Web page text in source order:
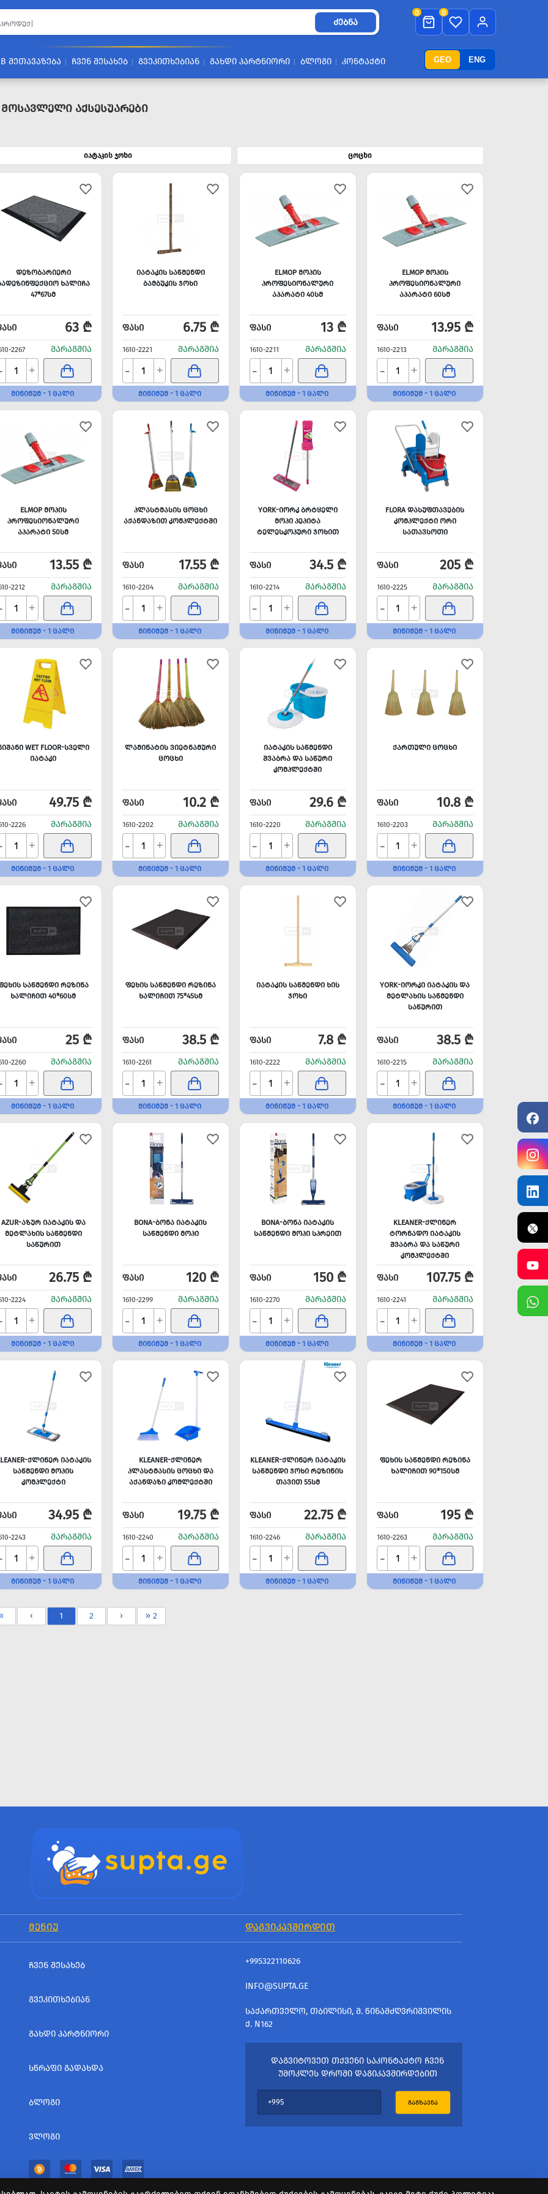
GEO ENG
ᲫᲔᲑᲜᲐ
0 0
ᲨᲔᲗᲐᲕᲐᲖᲔᲑᲐ ᲩᲕᲔᲜ ᲨᲔᲡᲐᲮᲔᲑ ᲒᲕᲔᲙᲘᲗᲮᲔᲑᲘᲐᲜ ᲒᲐᲮᲓᲘ ᲞᲐᲠᲢᲜᲘᲝᲠᲘ ᲑᲚᲝᲒᲘ ᲙᲝᲜᲢᲐᲥᲢᲘ
Მოსავლელი Აქსესუარები
იატაკის ჯოხი ცოცხი
ᲓᲔᲖᲝᲑᲐᲠᲘᲔᲠᲘ
ᲮᲐᲚᲘᲩᲐ
47*67ᲡᲛ
63 ₾
2267 ᲛᲐᲠᲐᲒᲨᲘᲐ
+
ᲛᲘᲜᲘᲛᲣᲛ - 1 ᲪᲐᲚᲘ
ᲘᲐᲢᲐᲙᲘᲡ ᲡᲐᲬᲛᲔᲜᲓᲘ
ᲑᲐᲛᲑᲣᲙᲘᲡ ᲯᲝᲮᲘ
ᲤᲐᲡᲘ 6.75 ₾
1610-2221 ᲛᲐᲠᲐᲒᲨᲘᲐ
- +
ᲛᲘᲜᲘᲛᲣᲛ - 1 ᲪᲐᲚᲘ
ELMOP ᲛᲝᲞᲘᲡ
ᲞᲠᲝᲤᲔᲡᲘᲝᲜᲐᲚᲣᲠᲘ
ᲐᲞᲐᲠᲐᲢᲘ 40ᲡᲛ
ᲤᲐᲡᲘ 13 ₾
1610-2211 ᲛᲐᲠᲐᲒᲨᲘᲐ
- +
ᲛᲘᲜᲘᲛᲣᲛ - 1 ᲪᲐᲚᲘ
ELMOP ᲛᲝᲞᲘᲡ
ᲞᲠᲝᲤᲔᲡᲘᲝᲜᲐᲚᲣᲠᲘ
ᲐᲞᲐᲠᲐᲢᲘ 60ᲡᲛ
ᲤᲐᲡᲘ 13.95 ₾
1610-2213 ᲛᲐᲠᲐᲒᲨᲘᲐ
- +
ᲛᲘᲜᲘᲛᲣᲛ - 1 ᲪᲐᲚᲘ
ELMOP ᲛᲝᲞᲘᲡ
ᲞᲠᲝᲤᲔᲡᲘᲝᲜᲐᲚᲣᲠᲘ
ᲐᲞᲐᲠᲐᲢᲘ 50ᲡᲛ
13.55 ₾
2212 ᲛᲐᲠᲐᲒᲨᲘᲐ
+
ᲛᲘᲜᲘᲛᲣᲛ - 1 ᲪᲐᲚᲘ
ᲞᲚᲐᲡᲢᲛᲐᲡᲘᲡ ᲪᲝᲪᲮᲘ
ᲐᲥᲐᲜᲓᲐᲖᲘᲗ ᲙᲝᲛᲞᲚᲔᲥᲢᲨᲘ
ᲤᲐᲡᲘ 17.55 ₾
1610-2204 ᲛᲐᲠᲐᲒᲨᲘᲐ
- +
ᲛᲘᲜᲘᲛᲣᲛ - 1 ᲪᲐᲚᲘ
YORK-ᲘᲝᲠᲙ ᲑᲠᲢᲧᲔᲚᲘ
ᲛᲝᲞᲘ ᲞᲔᲞᲘᲢᲐ
ᲢᲔᲚᲔᲡᲙᲝᲞᲣᲠᲘ ᲯᲝᲮᲘᲗ
ᲤᲐᲡᲘ 34.5 ₾
1610-2214 ᲛᲐᲠᲐᲒᲨᲘᲐ
- +
ᲛᲘᲜᲘᲛᲣᲛ - 1 ᲪᲐᲚᲘ
FLORA ᲓᲐᲡᲣᲤᲗᲐᲕᲔᲑᲘᲡ
ᲙᲝᲛᲞᲚᲔᲥᲢᲘ ᲝᲠᲘ
ᲡᲐᲗᲐᲕᲡᲝᲗᲘ
ᲤᲐᲡᲘ 205 ₾
1610-2225 ᲛᲐᲠᲐᲒᲨᲘᲐ
- +
ᲛᲘᲜᲘᲛᲣᲛ - 1 ᲪᲐᲚᲘ
WET FLOOR-ᲡᲕᲔᲚᲘ
ᲘᲐᲢᲐᲙᲘ
49.75 ₾
2226 ᲛᲐᲠᲐᲒᲨᲘᲐ
+
ᲛᲘᲜᲘᲛᲣᲛ - 1 ᲪᲐᲚᲘ
ᲚᲐᲛᲘᲜᲐᲢᲘᲡ ᲕᲘᲔᲢᲜᲐᲛᲣᲠᲘ
ᲪᲝᲪᲮᲘ
ᲤᲐᲡᲘ 10.2 ₾
1610-2202 ᲛᲐᲠᲐᲒᲨᲘᲐ
- +
ᲛᲘᲜᲘᲛᲣᲛ - 1 ᲪᲐᲚᲘ
ᲘᲐᲢᲐᲙᲘᲡ ᲡᲐᲬᲛᲔᲜᲓᲘ
ᲨᲕᲐᲑᲠᲐ ᲓᲐ ᲡᲐᲬᲣᲠᲘ
ᲙᲝᲛᲞᲚᲔᲥᲢᲨᲘ
ᲤᲐᲡᲘ 29.6 ₾
1610-2220 ᲛᲐᲠᲐᲒᲨᲘᲐ
- +
ᲛᲘᲜᲘᲛᲣᲛ - 1 ᲪᲐᲚᲘ
ᲥᲐᲠᲗᲣᲚᲘ ᲪᲝᲪᲮᲘ
ᲤᲐᲡᲘ 10.8 ₾
1610-2203 ᲛᲐᲠᲐᲒᲨᲘᲐ
- +
ᲛᲘᲜᲘᲛᲣᲛ - 1 ᲪᲐᲚᲘ
ᲡᲐᲬᲛᲔᲜᲓᲘ ᲠᲔᲖᲘᲜᲐ
ᲮᲐᲚᲘᲩᲘᲗ 40*60ᲡᲛ
25 ₾
2260 ᲛᲐᲠᲐᲒᲨᲘᲐ
+
ᲛᲘᲜᲘᲛᲣᲛ - 1 ᲪᲐᲚᲘ
ᲤᲔᲮᲘᲡ ᲡᲐᲬᲛᲔᲜᲓᲘ ᲠᲔᲖᲘᲜᲐ
ᲮᲐᲚᲘᲩᲘᲗ 75*45ᲡᲛ
ᲤᲐᲡᲘ 38.5 ₾
1610-2261 ᲛᲐᲠᲐᲒᲨᲘᲐ
- +
ᲛᲘᲜᲘᲛᲣᲛ - 1 ᲪᲐᲚᲘ
ᲘᲐᲢᲐᲙᲘᲡ ᲡᲐᲬᲛᲔᲜᲓᲘ ᲮᲘᲡ
ᲯᲝᲮᲘ
ᲤᲐᲡᲘ 7.8 ₾
1610-2222 ᲛᲐᲠᲐᲒᲨᲘᲐ
- +
ᲛᲘᲜᲘᲛᲣᲛ - 1 ᲪᲐᲚᲘ
YORK-ᲘᲝᲠᲙᲘ ᲘᲐᲢᲐᲙᲘᲡ ᲓᲐ
ᲛᲔᲢᲚᲐᲮᲘᲡ ᲡᲐᲬᲛᲔᲜᲓᲘ
ᲡᲐᲬᲣᲠᲘᲗ
ᲤᲐᲡᲘ 38.5 ₾
1610-2215 ᲛᲐᲠᲐᲒᲨᲘᲐ
- +
ᲛᲘᲜᲘᲛᲣᲛ - 1 ᲪᲐᲚᲘ
AZUR-ᲐᲖᲣᲠ ᲘᲐᲢᲐᲙᲘᲡ ᲓᲐ
ᲛᲔᲢᲚᲐᲮᲘᲡ ᲡᲐᲬᲛᲔᲜᲓᲘ
ᲡᲐᲬᲣᲠᲘᲗ
26.75 ₾
2224 ᲛᲐᲠᲐᲒᲨᲘᲐ
+
ᲛᲘᲜᲘᲛᲣᲛ - 1 ᲪᲐᲚᲘ
BONA-ᲑᲝᲜᲐ ᲘᲐᲢᲐᲙᲘᲡ
ᲡᲐᲬᲛᲔᲜᲓᲘ ᲛᲝᲞᲘ
ᲤᲐᲡᲘ 120 ₾
1610-2299 ᲛᲐᲠᲐᲒᲨᲘᲐ
- +
ᲛᲘᲜᲘᲛᲣᲛ - 1 ᲪᲐᲚᲘ
BONA-ᲑᲝᲜᲐ ᲘᲐᲢᲐᲙᲘᲡ
ᲡᲐᲬᲛᲔᲜᲓᲘ ᲛᲝᲞᲘ ᲡᲞᲠᲔᲘᲗ
ᲤᲐᲡᲘ 150 ₾
1610-2270 ᲛᲐᲠᲐᲒᲨᲘᲐ
- +
ᲛᲘᲜᲘᲛᲣᲛ - 1 ᲪᲐᲚᲘ
KLEANER-ᲥᲚᲘᲜᲔᲠ
ᲢᲝᲠᲜᲐᲓᲝ ᲘᲐᲢᲐᲙᲘᲡ
ᲨᲕᲐᲑᲠᲐ ᲓᲐ ᲡᲐᲬᲣᲠᲘ
ᲙᲝᲛᲞᲚᲔᲥᲢᲨᲘ
ᲤᲐᲡᲘ 107.75 ₾
1610-2241 ᲛᲐᲠᲐᲒᲨᲘᲐ
- +
ᲛᲘᲜᲘᲛᲣᲛ - 1 ᲪᲐᲚᲘ
ᲥᲚᲘᲜᲔᲠ ᲘᲐᲢᲐᲙᲘᲡ
ᲡᲐᲬᲛᲔᲜᲓᲘ ᲛᲝᲞᲘᲡ
ᲙᲝᲛᲞᲚᲔᲥᲢᲘ
34.95 ₾
2243 ᲛᲐᲠᲐᲒᲨᲘᲐ
+
ᲛᲘᲜᲘᲛᲣᲛ - 1 ᲪᲐᲚᲘ
KLEANER-ᲥᲚᲘᲜᲔᲠ
ᲞᲚᲐᲡᲢᲛᲐᲡᲘᲡ ᲪᲝᲪᲮᲘ ᲓᲐ
ᲐᲥᲐᲜᲓᲐᲖᲘ ᲙᲝᲛᲚᲔᲥᲢᲨᲘ
ᲤᲐᲡᲘ 19.75 ₾
1610-2240 ᲛᲐᲠᲐᲒᲨᲘᲐ
- +
ᲛᲘᲜᲘᲛᲣᲛ - 1 ᲪᲐᲚᲘ
KLEANER-ᲥᲚᲘᲜᲔᲠ ᲘᲐᲢᲐᲙᲘᲡ
ᲡᲐᲬᲛᲔᲜᲓᲘ ᲯᲝᲮᲘ ᲠᲔᲖᲘᲜᲘᲡ
ᲗᲐᲕᲘᲗ 55ᲡᲛ
ᲤᲐᲡᲘ 22.75 ₾
1610-2246 ᲛᲐᲠᲐᲒᲨᲘᲐ
- +
ᲛᲘᲜᲘᲛᲣᲛ - 1 ᲪᲐᲚᲘ
ᲤᲔᲮᲘᲡ ᲡᲐᲬᲛᲔᲜᲓᲘ ᲠᲔᲖᲘᲜᲐ
ᲮᲐᲚᲘᲩᲘᲗ 90*150ᲡᲛ
ᲤᲐᲡᲘ 195 ₾
1610-2263 ᲛᲐᲠᲐᲒᲨᲘᲐ
- +
ᲛᲘᲜᲘᲛᲣᲛ - 1 ᲪᲐᲚᲘ
‹ 1 2 › » 2
ᲛᲔᲜᲘᲣ ᲓᲐᲒᲕᲘᲙᲐᲕᲨᲘᲠᲓᲘᲗ
ᲩᲕᲔᲜ ᲨᲔᲡᲐᲮᲔᲑ
ᲒᲕᲔᲙᲘᲗᲮᲔᲑᲘᲐᲜ
ᲒᲐᲮᲓᲘ ᲞᲐᲠᲢᲜᲘᲝᲠᲘ
ᲡᲬᲠᲐᲤᲘ ᲒᲐᲓᲐᲮᲓᲐ
ᲑᲚᲝᲒᲘ
ᲕᲚᲝᲒᲘ
+995322110626
INFO@SUPTA.GE
ᲡᲐᲥᲐᲠᲗᲕᲔᲚᲝ, ᲗᲑᲘᲚᲘᲡᲘ, Მ. ᲬᲘᲜᲐᲛᲫᲦᲕᲠᲘᲨᲕᲘᲚᲘᲡ
Ქ. N162
ᲓᲐᲒᲕᲘᲢᲝᲕᲔᲗ ᲗᲥᲕᲔᲜᲘ ᲡᲐᲙᲝᲜᲢᲐᲥᲢᲝ ᲩᲕᲔᲜ
ᲣᲛᲝᲙᲚᲔᲡ ᲓᲠᲝᲨᲘ ᲓᲐᲒᲘᲙᲐᲕᲨᲘᲠᲓᲔᲑᲘᲗ
ᲒᲐᲒᲖᲐᲕᲜᲐ